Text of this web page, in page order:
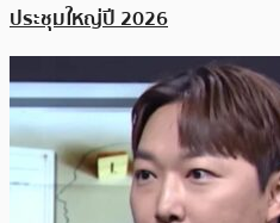
ประชุมใหญ่ปี 2026